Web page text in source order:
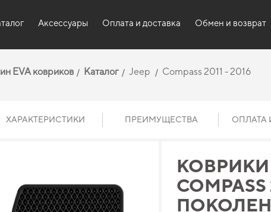
Аксессуары Оплата и доставка Обмен и возврат
EVA ковриков Каталог Jeep Compass 2011 - 2016
ХАРАКТЕРИСТИКИ ПРЕИМУЩЕСТВА ОПЛАТА
КОВРИКИ
COMPASS